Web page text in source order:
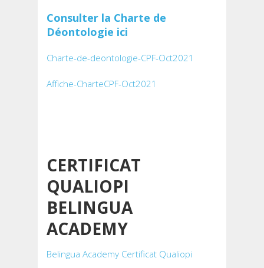
Consulter la Charte de
Déontologie ici
Charte-de-deontologie-CPF-Oct2021
Affiche-CharteCPF-Oct2021
CERTIFICAT
QUALIOPI
BELINGUA
ACADEMY
Belingua Academy Certificat Qualiopi